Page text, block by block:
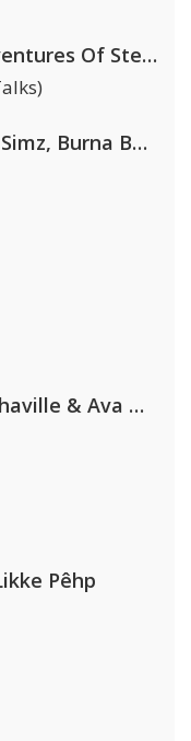
PAWSA & The Adventures Of Stevie V
Coldplay ft. Little Simz, Burna Boy, Elyanna & Tini
David Guetta, Alphaville & Ava Max
Pêhp